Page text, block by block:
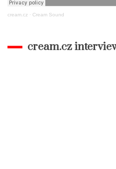
cream.cz · Cream Sound
cream.cz